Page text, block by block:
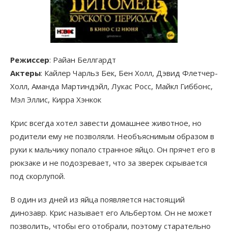
Режиссер: Райан Беллгардт
Актеры: Кайлер Чарльз Бек, Бен Холл, Дэвид Флетчер-
Холл, Аманда Мартиндэйл, Лукас Росс, Майкл Гиббонс,
Мэл Эллис, Кирра Хэнкок
Крис всегда хотел завести домашнее животное, но
родители ему не позволяли. Необъяснимым образом в
руки к мальчику попало странное яйцо. Он прячет его в
рюкзаке и не подозревает, что за зверек скрывается
под скорлупой.
В один из дней из яйца появляется настоящий
динозавр. Крис называет его Альбертом. Он не может
позволить, чтобы его отобрали, поэтому старательно